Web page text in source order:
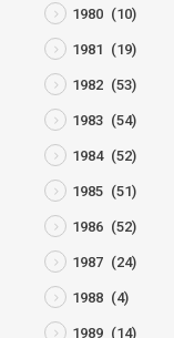
1980 (10)
1981 (19)
1982 (53)
1983 (54)
1984 (52)
1985 (51)
1986 (52)
1987 (24)
1988 (4)
1989 (14)